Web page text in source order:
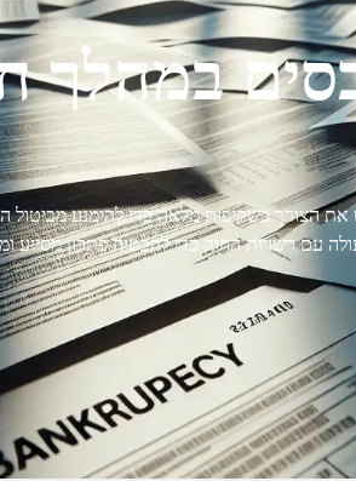
במהלך
הצורך בשקיפות מלאה כדי להימנע מביטול
עם רשויות החוק כדי להבטיח פתרון מסייע